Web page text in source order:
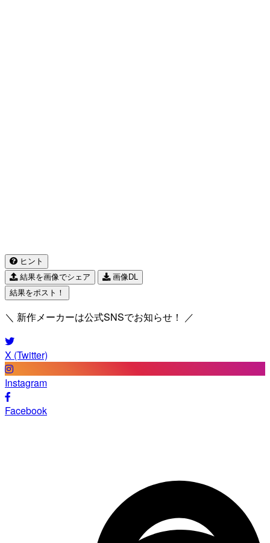
ヒント
結果を画像でシェア
画像DL
結果をポスト！
＼ 新作メーカーは公式SNSでお知らせ！ ／
X (Twitter)
Instagram
Facebook